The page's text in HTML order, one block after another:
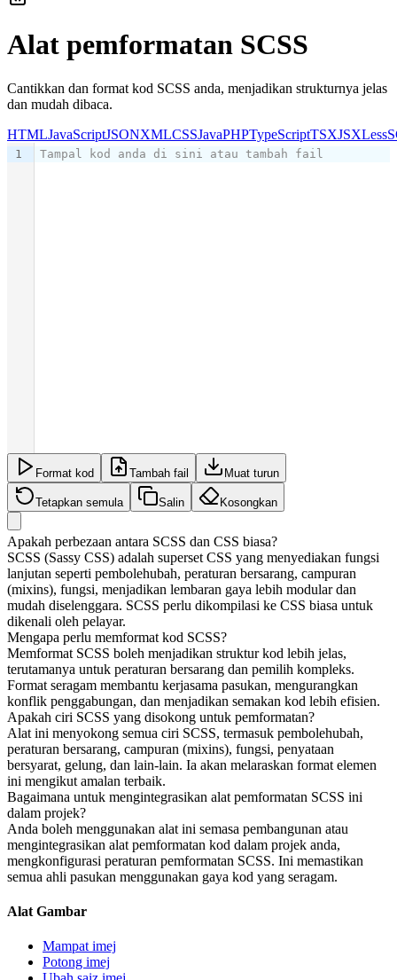
Cari alat
Carian pantas untuk alat
Alat pemformatan SCSS
Cantikkan dan format kod SCSS anda, menjadikan strukturnya jelas
dan mudah dibaca.
HTMLJavaScriptJSONXMLCSSJavaPHPTypeScriptTSXJSXLess
1 Tampal kod anda di sini atau tambah fail
Format kod Tambah fail Muat turun
Tetapkan semula Salin Kosongkan
Apakah perbezaan antara SCSS dan CSS biasa?
SCSS (Sassy CSS) adalah superset CSS yang menyediakan fungsi
lanjutan seperti pembolehubah, peraturan bersarang, campuran
(mixins), fungsi, menjadikan lembaran gaya lebih modular dan
mudah diselenggara. SCSS perlu dikompilasi ke CSS biasa untuk
dikenali oleh pelayar.
Mengapa perlu memformat kod SCSS?
Memformat SCSS boleh menjadikan struktur kod lebih jelas,
terutamanya untuk peraturan bersarang dan pemilih kompleks.
Format seragam membantu kerjasama pasukan, mengurangkan
konflik penggabungan, dan menjadikan semakan kod lebih efisien.
Apakah ciri SCSS yang disokong untuk pemformatan?
Alat ini menyokong semua ciri SCSS, termasuk pembolehubah,
peraturan bersarang, campuran (mixins), fungsi, penyataan
bersyarat, gelung, dan lain-lain. Ia akan melaraskan format elemen
ini mengikut amalan terbaik.
Bagaimana untuk mengintegrasikan alat pemformatan SCSS ini
dalam projek?
Anda boleh menggunakan alat ini semasa pembangunan atau
mengintegrasikan alat pemformatan kod dalam projek anda,
mengkonfigurasi peraturan pemformatan SCSS. Ini memastikan
semua ahli pasukan menggunakan gaya kod yang seragam.
Alat Gambar
Mampat imej
Potong imej